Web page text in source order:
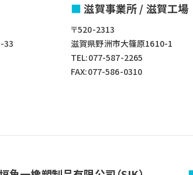
33
滋賀事業所 / 滋賀工場
〒520-2313
滋賀県野洲市大篠原1610-1
TEL:077-587-2265
FAX:077-586-0310